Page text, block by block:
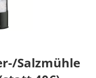
Salzmühle